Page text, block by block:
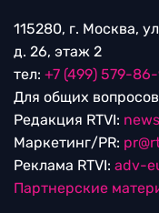
115280, г. Москва,
д. 26, этаж 2
тел: +7 (499) 579-
Для общих
Редакция RTVI:
Маркетинг/PR:
Реклама RTVI: adv-
Партнерские